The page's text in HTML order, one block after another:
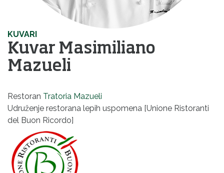
KUVARI
Kuvar Masimiliano
Mazueli
Restoran Tratoria Mazueli
Udruženje restorana lepih uspomena [Unione Ristoranti
del Buon Ricordo]